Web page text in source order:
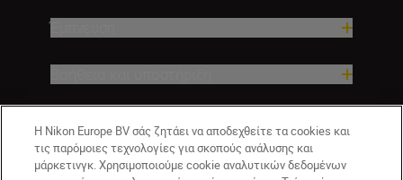
Η Nikon Europe BV σάς ζητάει να αποδεχθείτε τα cookies και
τις παρόμοιες τεχνολογίες για σκοπούς ανάλυσης και
μάρκετινγκ. Χρησιμοποιούμε cookie αναλυτικών δεδομένων